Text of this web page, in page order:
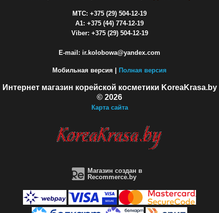
МТС: +375 (29) 504-12-19
A1: +375 (44) 774-12-19
Viber: +375 (29) 504-12-19
E-mail: ir.kolobowa@yandex.com
Мобильная версия | Полная версия
Интернет магазин корейской косметики KoreaKrasa.by
© 2026
Карта сайта
Магазин создан в
Recommerce.by